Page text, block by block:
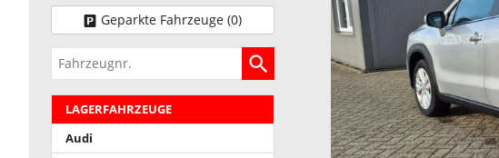
Geparkte Fahrzeuge (0)
Fahrzeugnr.
LAGERFAHRZEUGE
Audi